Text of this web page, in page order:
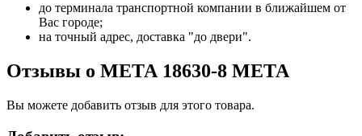
до терминала транспортной компании в ближайшем от
Вас городе;
на точный адрес, доставка "до двери".
Отзывы о МЕТА 18630-8 МЕТА
Вы можете добавить отзыв для этого товара.